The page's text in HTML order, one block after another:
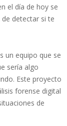
el día de hoy se
detectar si te
un equipo que se
sería algo
Este proyecto
forense digital
de